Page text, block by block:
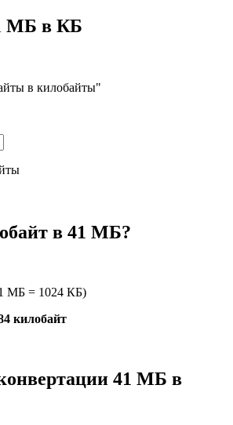
МБ в КБ
в килобайты"
в 41 МБ?
МБ = 1024 КБ)
килобайт
41 МБ в